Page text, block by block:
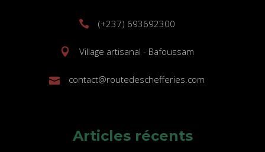
(+237) 693692300
Village artisanal - Bafoussam
contact@routedeschefferies.com
Articles récents